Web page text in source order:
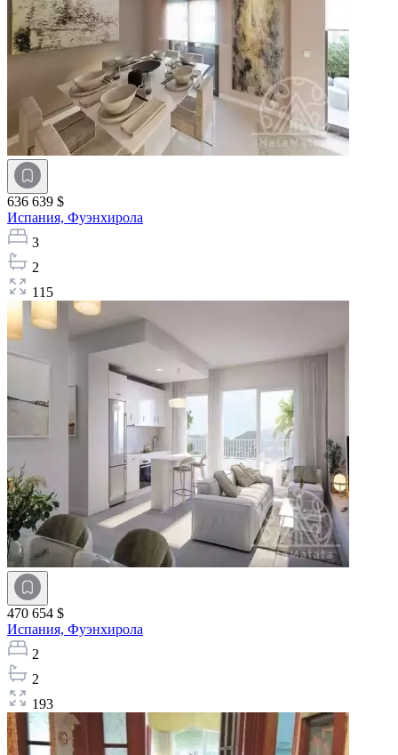
636 639 $
Испания, Фуэнхирола
3
2
115
470 654 $
Испания, Фуэнхирола
2
2
193